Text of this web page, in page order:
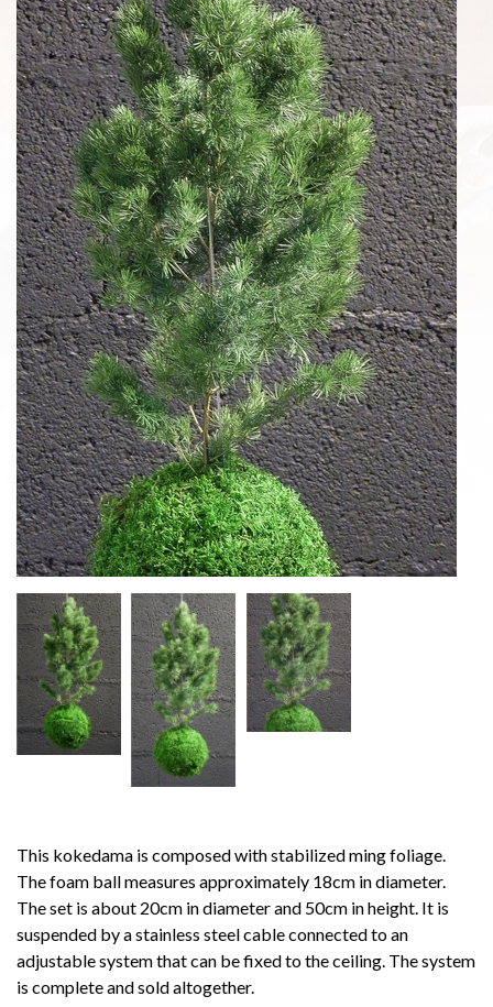
This kokedama is composed with stabilized ming foliage.
The foam ball measures approximately 18cm in diameter.
The set is about 20cm in diameter and 50cm in height. It is
suspended by a stainless steel cable connected to an
adjustable system that can be fixed to the ceiling. The system
is complete and sold altogether.